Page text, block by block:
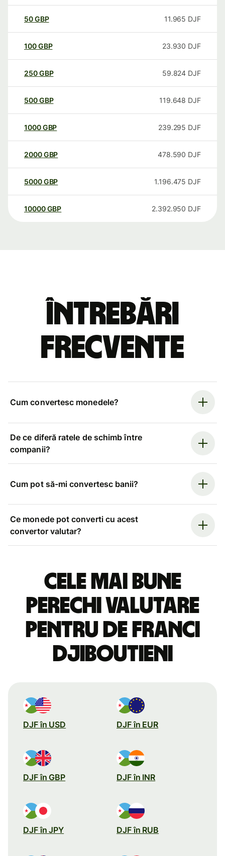
50GBP 11.965 DJF
100GBP 23.930 DJF
250GBP 59.824 DJF
500GBP 119.648 DJF
1000GBP 239.295 DJF
2000GBP 478.590 DJF
5000GBP 1.196.475 DJF
10000 GBP 2.392.950 DJF
Întrebări
frecvente
Cum convertesc monedele?
De ce diferă ratele de schimb între
companii?
Cum pot să-mi convertesc banii?
Ce monede pot converti cu acest
convertor valutar?
Cele mai bune
perechi valutare
pentru de franci
djiboutieni
DJF în USD DJF în EUR
DJF în GBP DJF în INR
DJF în JPY DJF în RUB